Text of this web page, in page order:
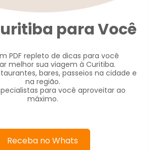
para Você
PDF repleto de dicas para você
melhor sua viagem à Curitiba.
bares, passeios na cidade e
na região.
para você aproveitar ao
máximo.
Receba no Whats